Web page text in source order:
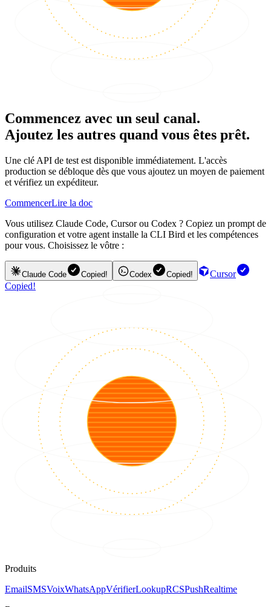
Commencez avec un seul canal.
Ajoutez les autres quand vous êtes prêt.
Une clé API de test est disponible immédiatement. L'accès
production se débloque dès que vous ajoutez un moyen de paiement
et vérifiez un expéditeur.
CommencerLire la doc
Vous utilisez Claude Code, Cursor ou Codex ? Copiez un prompt de
configuration et votre agent installe la CLI Bird et les compétences
pour vous. Choisissez le vôtre :
Claude Code Copied! Codex Copied!
Cursor
Copied!
Produits
EmailSMSVoixWhatsAppVérifierLookupRCSPushRealtime